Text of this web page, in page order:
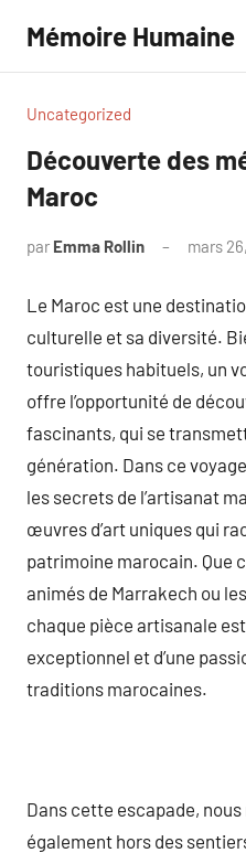
contenu
Mémoire Humaine
Uncategorized
Découverte des
Maroc
par Emma Rollin mars
Le Maroc est une
culturelle et sa diversité.
touristiques habituels, un
offre l’opportunité de
fascinants, qui se
génération. Dans ce
les secrets de l’artisanat
œuvres d’art uniques qui
patrimoine marocain. Que
animés de Marrakech ou
chaque pièce artisanale
exceptionnel et d’une
traditions marocaines.
Dans cette escapade,
également hors des